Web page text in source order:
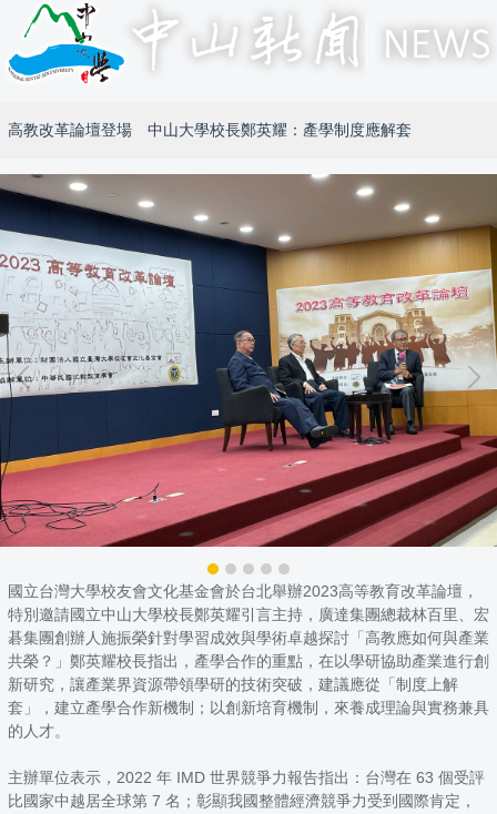
高教改革論壇登場 中山大學校長鄭英耀：產學制度應解套
國立台灣大學校友會文化基金會於台北舉辦2023高等教育改革論壇，
特別邀請國立中山大學校長鄭英耀引言主持，廣達集團總裁林百里、宏
碁集團創辦人施振榮針對學習成效與學術卓越探討「高教應如何與產業
共榮？」鄭英耀校長指出，產學合作的重點，在以學研協助產業進行創
新研究，讓產業界資源帶領學研的技術突破，建議應從「制度上解
套」，建立產學合作新機制；以創新培育機制，來養成理論與實務兼具
的人才。
主辦單位表示，2022 年 IMD 世界競爭力報告指出：台灣在 63 個受評
比國家中越居全球第 7 名；彰顯我國整體經濟競爭力受到國際肯定，